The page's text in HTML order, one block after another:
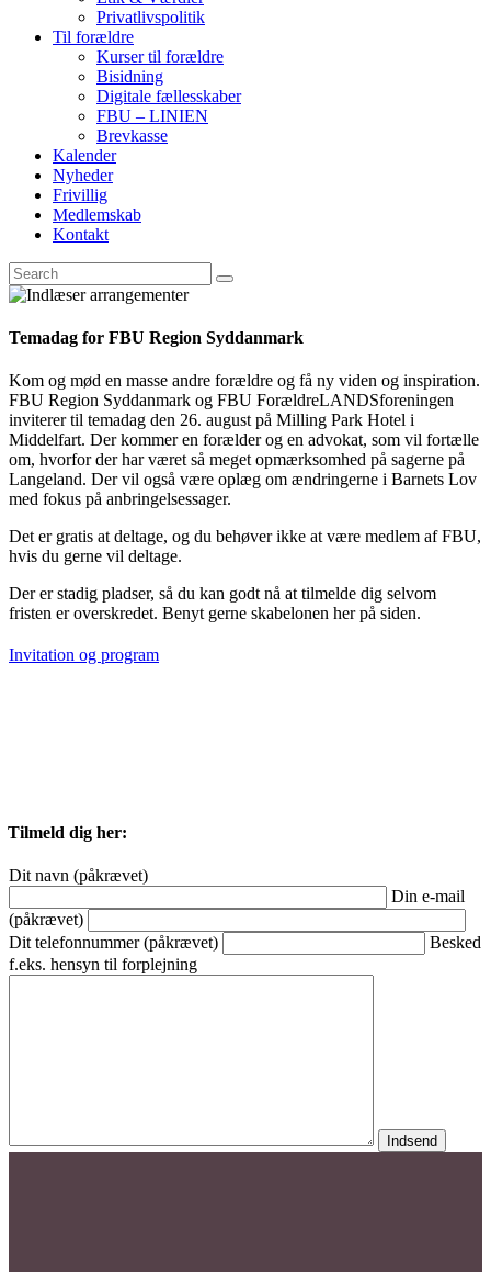
Privatlivspolitik
Til forældre
Kurser til forældre
Bisidning
Digitale fællesskaber
FBU – LINIEN
Brevkasse
Kalender
Nyheder
Frivillig
Medlemskab
Kontakt
Temadag for FBU Region Syddanmark
Kom og mød en masse andre forældre og få ny viden og inspiration.
FBU Region Syddanmark og FBU ForældreLANDSforeningen
inviterer til temadag den 26. august på Milling Park Hotel i
Middelfart. Der kommer en forælder og en advokat, som vil fortælle
om, hvorfor der har været så meget opmærksomhed på sagerne på
Langeland. Der vil også være oplæg om ændringerne i Barnets Lov
med fokus på anbringelsessager.
Det er gratis at deltage, og du behøver ikke at være medlem af FBU,
hvis du gerne vil deltage.
Der er stadig pladser, så du kan godt nå at tilmelde dig selvom
fristen er overskredet. Benyt gerne skabelonen her på siden.
Invitation og program
Tilmeld dig her:
Dit navn (påkrævet)
Din e-mail
(påkrævet)
Dit telefonnummer (påkrævet)
Besked
f.eks. hensyn til forplejning